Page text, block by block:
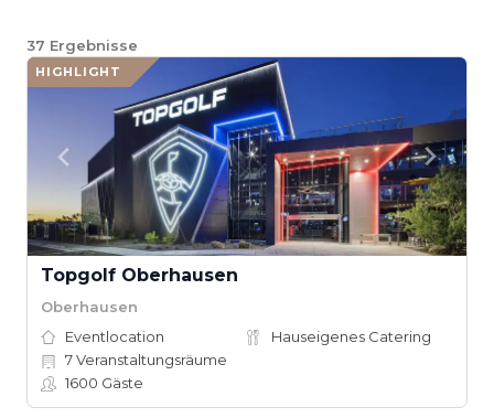
37 Ergebnisse
HIGHLIGHT
Topgolf Oberhausen
Oberhausen
Eventlocation
Hauseigenes Catering
7Veranstaltungsräume
1600 Gäste